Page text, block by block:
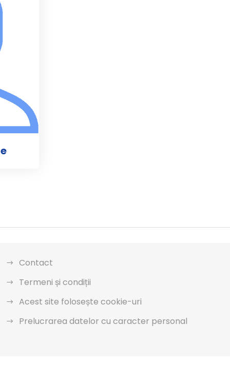
Contact
Termeni și condiții
Acest site folosește cookie-uri
Prelucrarea datelor cu caracter personal